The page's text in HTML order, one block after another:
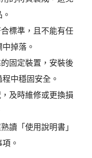
標準，且不能有任
掉落。
固定裝置，安裝後
中穩固安全。
及時維修或更換損
讀「使用說明書」
。